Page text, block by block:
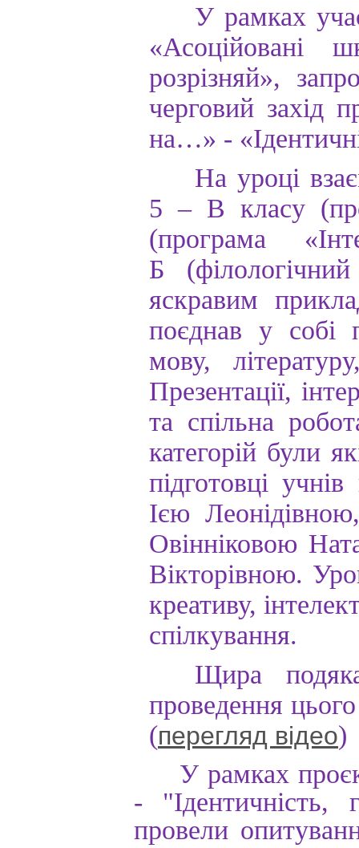
У рамках
«Асоційовані
розрізняй»,
черговий захід
на…» - «
На уроці
5 – В класу (
(програма «
Б (філологічний
яскравим
поєднав у собі
мову, літературу
Презентації,
та спільна
категорій були
підготовці учнів
Ією Леонідівною
Овінніковою
Вікторівною.
креативу,
спілкування.
Щира
проведення цього
(перегляд відео)
Урамках
- "Ідентичність,
провели